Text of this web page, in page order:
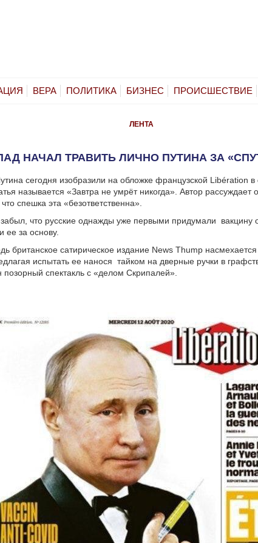
ВЕРА ПОЛИТИКА БИЗНЕС ПРОИСШЕСТВИЕ
ЛЕНТА
НАЧАЛ ТРАВИТЬ ЛИЧНО ПУТИНА ЗА
сегодня изобразили на обложке французской Libération
называется «Завтра не умрёт никогда». Автор рассуждает
спешка эта «безответственна».
забыл, что русские однажды уже первыми придумали вакцину
ее за основу.
британское сатирическое издание News Thump
испытать ее нанося тайком на дверные ручки в
позорный спектакль с «делом Скрипалей».